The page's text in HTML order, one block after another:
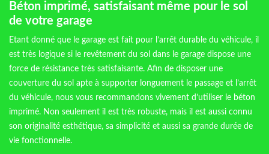
Béton imprimé, satisfaisant même pour le sol
de votre garage
Etant donné que le garage est fait pour l’arrêt durable du véhicule, il
est très logique si le revêtement du sol dans le garage dispose une
force de résistance très satisfaisante. Afin de disposer une
couverture du sol apte à supporter longuement le passage et l’arrêt
du véhicule, nous vous recommandons vivement d’utiliser le béton
imprimé. Non seulement il est très robuste, mais il est aussi connu
son originalité esthétique, sa simplicité et aussi sa grande durée de
vie fonctionnelle.